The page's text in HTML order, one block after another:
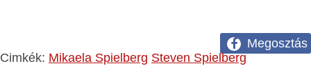
Megosztás
Cimkék: Mikaela Spielberg Steven Spielberg